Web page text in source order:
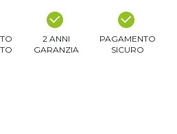
2 ANNI
GARANZIA
PAGAMENTO
SICURO